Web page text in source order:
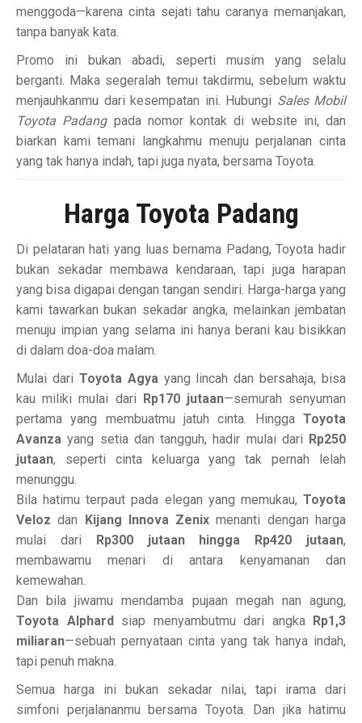
menggoda—karena cinta sejati tahu caranya memanjakan,
tanpa banyak kata.
Promo ini bukan abadi, seperti musim yang selalu
berganti. Maka segeralah temui takdirmu, sebelum waktu
menjauhkanmu dari kesempatan ini. Hubungi Sales Mobil
Toyota Padangpada nomor kontak di website ini, dan
biarkan kami temani langkahmu menuju perjalanan cinta
yang tak hanya indah, tapi juga nyata, bersama Toyota.
Harga Toyota Padang
Di pelataran hati yang luas bernama Padang, Toyota hadir
bukan sekadar membawa kendaraan, tapi juga harapan
yang bisa digapai dengan tangan sendiri. Harga-harga yang
kami tawarkan bukan sekadar angka, melainkan jembatan
menuju impian yang selama ini hanya berani kau bisikkan
di dalam doa-doa malam.
Mulai dari Toyota Agyayang lincah dan bersahaja, bisa
kau miliki mulai dari Rp170 jutaan—semurah senyuman
pertama yang membuatmu jatuh cinta. Hingga Toyota
Avanza yang setia dan tangguh, hadir mulai dari Rp250
jutaan, seperti cinta keluarga yang tak pernah lelah
menunggu.
Bila hatimu terpaut pada elegan yang memukau, Toyota
Veloz dan Kijang Innova Zenix menanti dengan harga
mulai dari Rp300 jutaan hingga Rp420 jutaan,
membawamu menari di antara kenyamanan dan
kemewahan.
Dan bila jiwamu mendamba pujaan megah nan agung,
Toyota Alphardsiap menyambutmu dari angka Rp1,3
miliaran—sebuah pernyataan cinta yang tak hanya indah,
tapi penuh makna.
Semua harga ini bukan sekadar nilai, tapi irama dari
simfoni perjalananmu bersama Toyota. Dan jika hatimu